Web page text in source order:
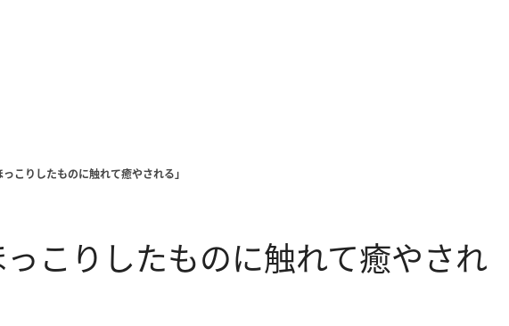
こりしたものに触れて癒やされる」
こりしたものに触れて癒やされ